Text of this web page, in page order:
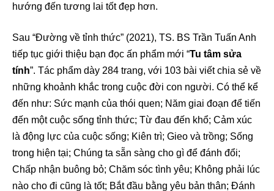
hướng đến tương lai tốt đẹp hơn.
Sau “Đường về tỉnh thức” (2021), TS. BS Trần Tuấn Anh
tiếp tục giới thiệu bạn đọc ấn phẩm mới “Tu tâm sửa
tính”. Tác phẩm dày 284 trang, với 103 bài viết chia sẻ về
những khoảnh khắc trong cuộc đời con người. Có thể kể
đến như: Sức mạnh của thói quen; Năm giai đoạn để tiến
đến một cuộc sống tỉnh thức; Từ đau đến khổ; Cảm xúc
là động lực của cuộc sống; Kiên trì; Gieo và trồng; Sống
trong hiện tại; Chúng ta sẵn sàng cho gì để đánh đổi;
Chấp nhận buông bỏ; Chăm sóc tình yêu; Không phải lúc
nào cho đi cũng là tốt; Bắt đầu bằng yêu bản thân; Đánh